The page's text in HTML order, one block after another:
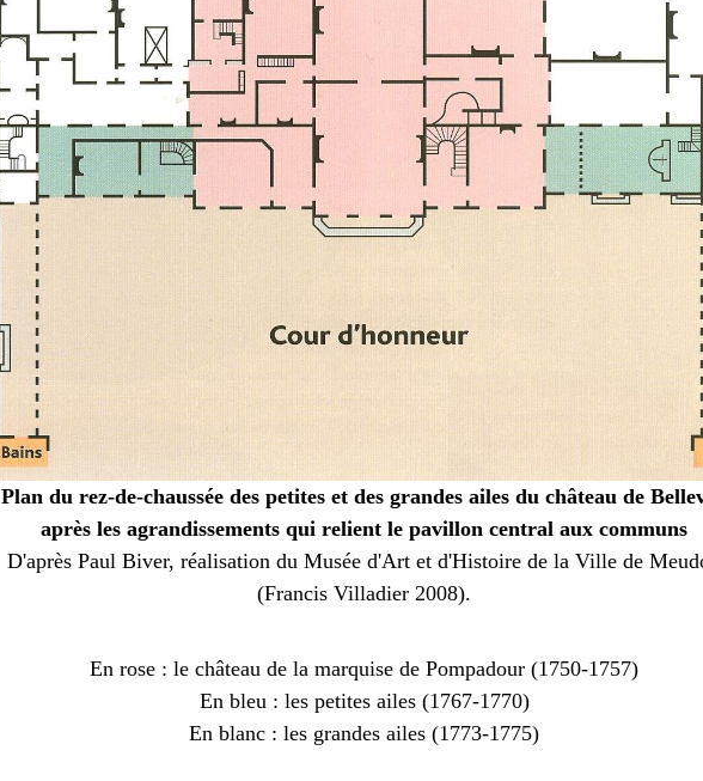
Plan du rez-de-chaussée des petites et des grandes ailes du château de
après les agrandissements qui relient le pavillon central aux communs
D'après Paul Biver, réalisation du Musée d'Art et d'Histoire de la Ville de
(Francis Villadier 2008).
En rose : le château de la marquise de Pompadour (1750-1757)
En bleu : les petites ailes (1767-1770)
En blanc : les grandes ailes (1773-1775)